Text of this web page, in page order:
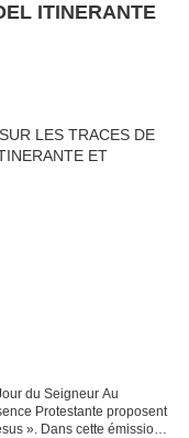
ITINERANTE
du Seigneur Au
Protestante proposent
». Dans cette émission